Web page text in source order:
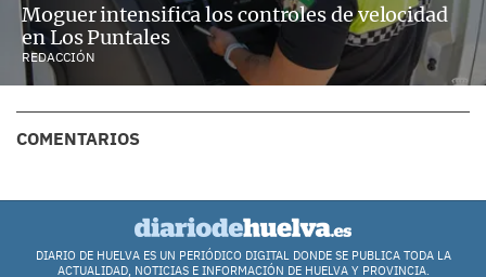
Moguer intensifica los controles de velocidad
en Los Puntales
REDACCIÓN
COMENTARIOS
DIARIO DE HUELVA ES UN PERIÓDICO DIGITAL DONDE SE PUBLICA TODA LA
ACTUALIDAD, NOTICIAS E INFORMACIÓN DE HUELVA Y PROVINCIA.